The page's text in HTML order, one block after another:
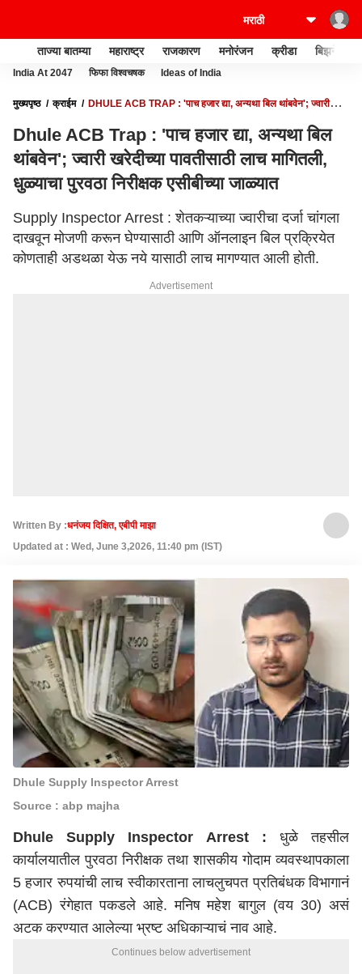
ताज्या बातम्या महाराष्ट्र राजकारण मनोरंजन क्रीडा बिझनेस
India At 2047 फिफा विश्वचषक Ideas of India
मुख्यपृष्ठ क्राईम
DHULE ACB TRAP : 'पाच हजार द्या, अन्यथा बिल थांबवेन'; ज्वारी
Dhule ACB Trap : 'पाच हजार द्या, अन्यथा बिल
थांबवेन'; ज्वारी खरेदीच्या पावतीसाठी लाच मागितली,
धुळ्याचा पुरवठा निरीक्षक एसीबीच्या जाळ्यात
Supply Inspector Arrest : शेतकऱ्याच्या ज्वारीचा दर्जा चांगला
दाखवून मोजणी करून घेण्यासाठी आणि ऑनलाइन बिल प्रक्रियेत
कोणताही अडथळा येऊ नये यासाठी लाच मागण्यात आली होती.
Advertisement
Written By :धनंजय दिक्षित, एबीपी माझा
Updated at : Wed, June 3,2026, 11:40 pm (IST)
Dhule Supply Inspector Arrest
Source : abp majha
Dhule Supply Inspector Arrest : धुळे तहसील
कार्यालयातील पुरवठा निरीक्षक तथा शासकीय गोदाम व्यवस्थापकाला
5 हजार रुपयांची लाच स्वीकारताना लाचलुचपत प्रतिबंधक विभागानं
(ACB) रंगेहात पकडले आहे. मनिष महेश बागुल (वय 30) असं
अटक करण्यात आलेल्या भ्रष्ट अधिकाऱ्याचं नाव आहे.
Continues below advertisement